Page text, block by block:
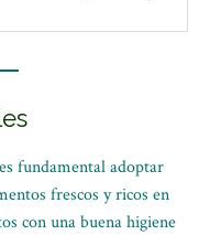
fundamental adoptar
frescos y ricos en
con una buena higiene